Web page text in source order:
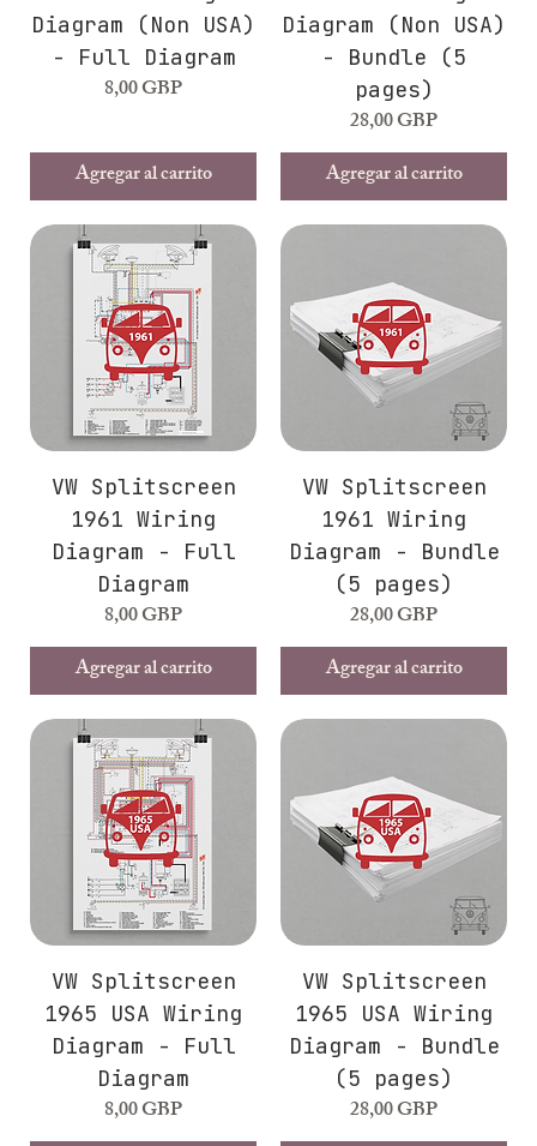
Diagram (Non USA)
- Full Diagram
Precio
8,00 GBP
Agregar al carrito
Diagram (Non USA)
- Bundle (5
pages)
Precio
28,00 GBP
Agregar al carrito
VW Splitscreen
1961 Wiring
Diagram - Full
Diagram
Precio
8,00 GBP
Agregar al carrito
VW Splitscreen
1961 Wiring
Diagram - Bundle
(5 pages)
Precio
28,00 GBP
Agregar al carrito
VW Splitscreen
1965 USA Wiring
Diagram - Full
Diagram
Precio
8,00 GBP
VW Splitscreen
1965 USA Wiring
Diagram - Bundle
(5 pages)
Precio
28,00 GBP